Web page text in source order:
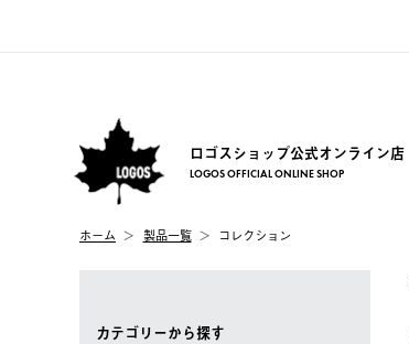
ロゴスショップ公式オンライン店
LOGOS OFFICIAL ONLINE SHOP
ホーム 製品一覧 コレクション
カテゴリーから探す